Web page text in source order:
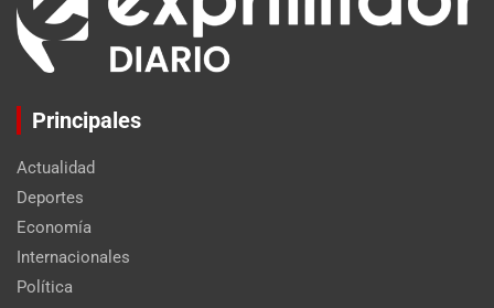
Principales
Actualidad
Deportes
Economía
Internacionales
Política